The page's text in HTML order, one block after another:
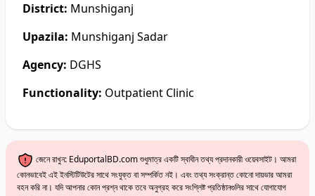
District: Munshiganj
Upazila: Munshiganj Sadar
Agency: DGHS
Functionality: Outpatient Clinic
জেনে রাখুন: EduportalBD.com শুধুমাত্র একটি স্বাধীন তথ্য প্রদানকারী ওয়েবসাইট। আমরা
কোনভাবেই এই ইনস্টিটিউটের সাথে সংযুক্ত বা সম্পর্কিত নই। এবং তথ্য সংক্রান্ত কোনো দায়ভার আমরা
বহন করি না। যদি আপনার কোন প্রশ্ন থাকে তবে অনুগ্রহ করে সংশ্লিষ্ট প্রতিষ্ঠানগুলির সাথে যোগাযোগ